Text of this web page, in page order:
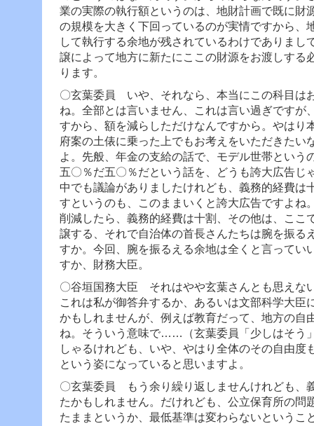
業の実際の執行額というのは、地財計画で既に財
の規模を大きく下回っているのが実情ですから、
して執行する余地が残されているわけでありまし
譲によって地方に新たにここの財源をお渡しする
ります。
〇玄葉委員 いや、それなら、本当にこの科目は
ね。全部とは言いません、これは言い過ぎですが
すから、額を減らしただけなんですから。やはり
府案の土俵に乗った上でもお考えをいただきたい
よ。 先般、年金の支給の話で、モデル世帯という
五〇％だ五〇％だという話を、どうも誇大広告じ
中でも議論がありましたけれども、義務的経費は
すというのも、このままいくと誇大広告ですよね
削減したら、義務的経費は十割、その他は、ここ
譲する、それで自治体の首長さんたちは腕を振る
すか。今回、腕を振るえる余地は全くと言ってい
すか、財務大臣。
〇谷垣国務大臣 それはやや玄葉さんとも思えな
これは私が御答弁するか、あるいは文部科学大臣
かもしれませんが、例えば教育だって、地方の自
ね。そういう意味で……（玄葉委員「少しはそう
しゃるけれども、いや、やはり全体のその自由度
という姿になっていると思いますよ。
〇玄葉委員 もう余り繰り返しませんけれども、
たかもしれません。だけれども、公立保育所の問
たままというか、最低基準は変わらないというこ